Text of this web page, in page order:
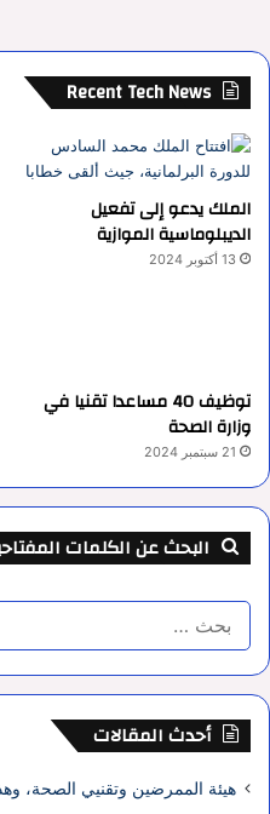
Recent Tech News
الملك يدعو إلى تفعيل
الديبلوماسية الموازية
13 أكتوبر 2024
توظيف 40 مساعدا تقنيا في
وزارة الصحة
21 سبتمبر 2024
البحث عن الكلمات
أحدث المقالات
هيئة الممرضين وتقنيي الصحة،